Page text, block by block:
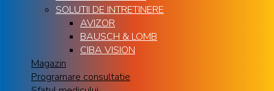
SOLUTII DE INTRETINERE
AVIZOR
BAUSCH & LOMB
CIBA VISION
Magazin
Programare consultatie